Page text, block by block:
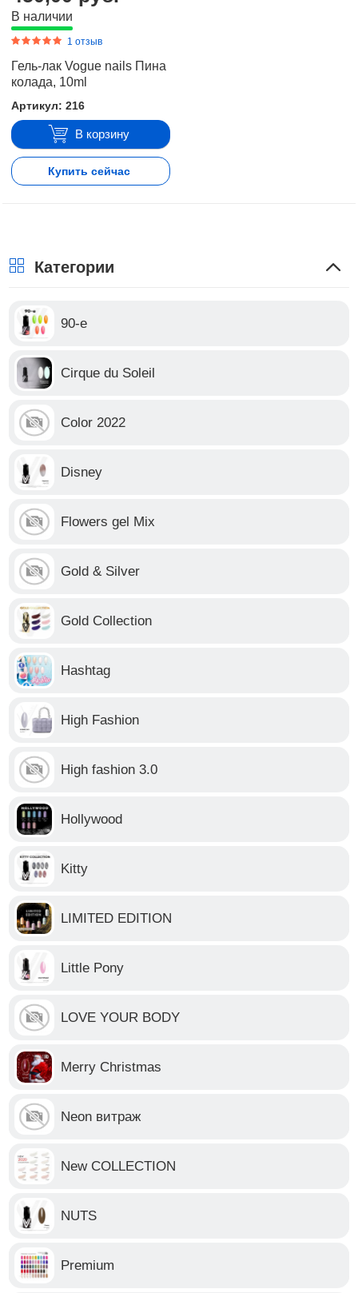
В наличии
1 отзыв
Гель-лак Vogue nails Пина
колада, 10ml
Артикул: 216
В корзину
Купить сейчас
Категории
90-е
Cirque du Soleil
Color 2022
Disney
Flowers gel Mix
Gold & Silver
Gold Collection
Hashtag
High Fashion
High fashion 3.0
Hollywood
Kitty
LIMITED EDITION
Little Pony
LOVE YOUR BODY
Merry Christmas
Neon витраж
New COLLECTION
NUTS
Premium